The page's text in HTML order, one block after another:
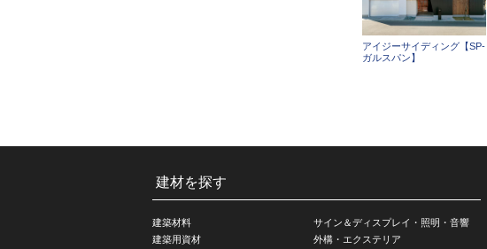
アイジーサイディング【SP-
ガルスパン】
建材を探す
建築材料
建築用資材
サイン＆ディスプレイ・照明・音響
外構・エクステリア